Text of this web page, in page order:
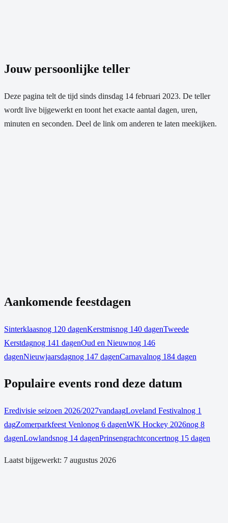
Jouw persoonlijke teller
Deze pagina telt de tijd sinds dinsdag 14 februari 2023. De teller
wordt live bijgewerkt en toont het exacte aantal dagen, uren,
minuten en seconden. Deel de link om anderen te laten meekijken.
Aankomende feestdagen
Sinterklaasnog 120 dagenKerstmisnog 140 dagenTweede
Kerstdagnog 141 dagenOud en Nieuwnog 146
dagenNieuwjaarsdagnog 147 dagenCarnavalnog 184 dagen
Populaire events rond deze datum
Eredivisie seizoen 2026/2027vandaagLoveland Festivalnog 1
dagZomerparkfeest Venlonog 6 dagenWK Hockey 2026nog 8
dagenLowlandsnog 14 dagenPrinsengrachtconcertnog 15 dagen
Laatst bijgewerkt: 7 augustus 2026